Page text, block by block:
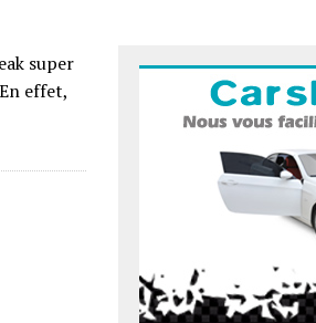
super
effet,